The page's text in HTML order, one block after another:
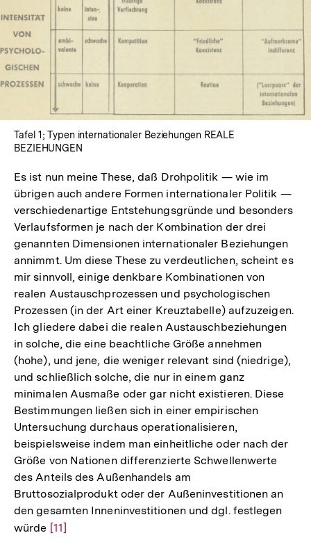
öffnen
Tafel 1; Typen internationaler Beziehungen REALE
BEZIEHUNGEN
Es ist nun meine These, daß Drohpolitik — wie im
übrigen auch andere Formen internationaler Politik —
verschiedenartige Entstehungsgründe und besonders
Verlaufsformen je nach der Kombination der drei
genannten Dimensionen internationaler Beziehungen
annimmt. Um diese These zu verdeutlichen, scheint es
mir sinnvoll, einige denkbare Kombinationen von
realen Austauschprozessen und psychologischen
Prozessen (in der Art einer Kreuztabelle) aufzuzeigen.
Ich gliedere dabei die realen Austauschbeziehungen
in solche, die eine beachtliche Größe annehmen
(hohe), und jene, die weniger relevant sind (niedrige),
und schließlich solche, die nur in einem ganz
minimalen Ausmaße oder gar nicht existieren. Diese
Bestimmungen ließen sich in einer empirischen
Untersuchung durchaus operationalisieren,
beispielsweise indem man einheitliche oder nach der
Größe von Nationen differenzierte Schwellenwerte
des Anteils des Außenhandels am
Bruttosozialprodukt oder der Außeninvestitionen an
den gesamten Inneninvestitionen und dgl. festlegen
würde Zur
[11]